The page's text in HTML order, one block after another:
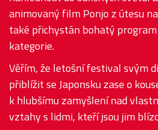
animovaný film Ponjo z útesu
také přichystán bohatý
kategorie.
Věřím, že letošní festival svým
přiblížit se Japonsku zase o
k hlubšímu zamyšlení nad
vztahy s lidmi, kteří jsou jim